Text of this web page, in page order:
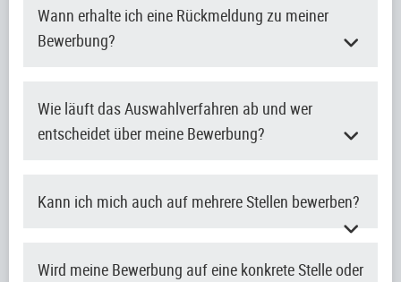
Wann erhalte ich eine Rückmeldung zu meiner
Bewerbung?
Wie läuft das Auswahlverfahren ab und wer
entscheidet über meine Bewerbung?
Kann ich mich auch auf mehrere Stellen bewerben?
Wird meine Bewerbung auf eine konkrete Stelle oder